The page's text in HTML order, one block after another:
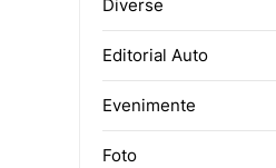
Diverse
Editorial Auto
Evenimente
Foto